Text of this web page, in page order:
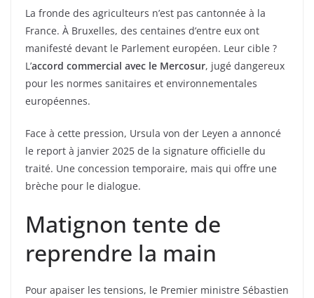
La fronde des agriculteurs n’est pas cantonnée à la
France. À Bruxelles, des centaines d’entre eux ont
manifesté devant le Parlement européen. Leur cible ?
L’accord commercial avec le Mercosur, jugé dangereux
pour les normes sanitaires et environnementales
européennes.
Face à cette pression, Ursula von der Leyen a annoncé
le report à janvier 2025 de la signature officielle du
traité. Une concession temporaire, mais qui offre une
brèche pour le dialogue.
Matignon tente de
reprendre la main
Pour apaiser les tensions, le Premier ministre Sébastien